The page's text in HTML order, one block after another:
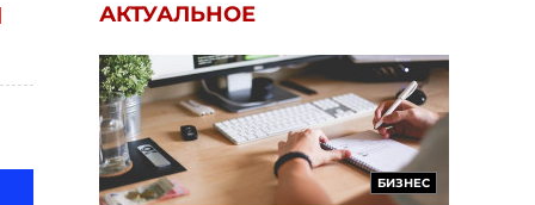
АКТУАЛЬНОЕ
БИЗНЕС